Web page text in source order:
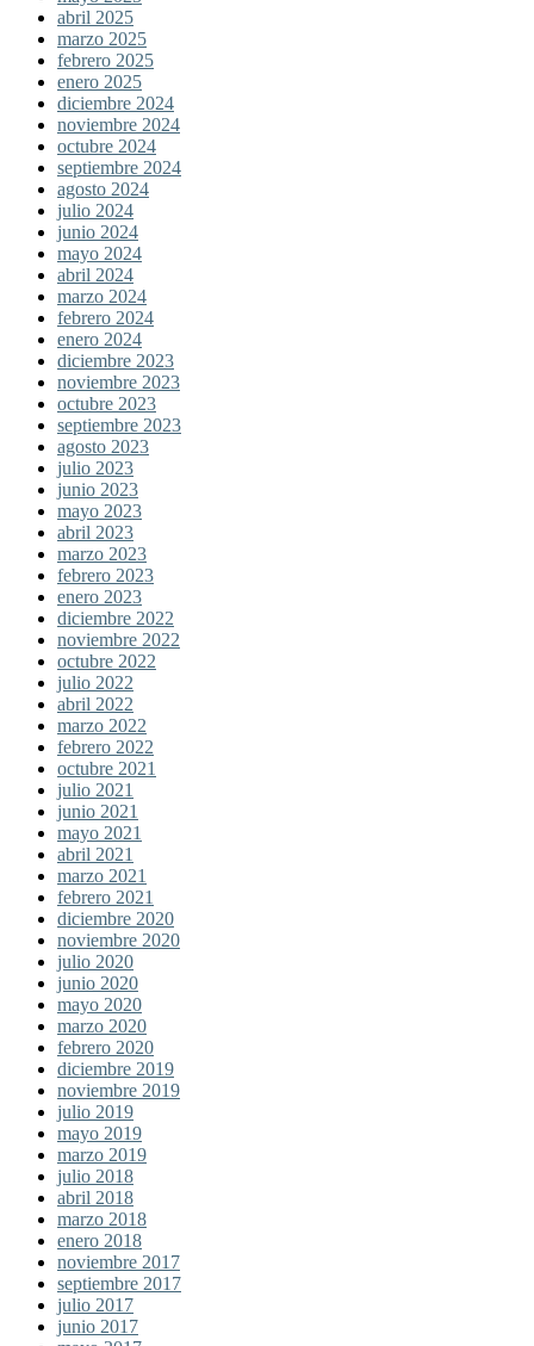
abril 2025
marzo 2025
febrero 2025
enero 2025
diciembre 2024
noviembre 2024
octubre 2024
septiembre 2024
agosto 2024
julio 2024
junio 2024
mayo 2024
abril 2024
marzo 2024
febrero 2024
enero 2024
diciembre 2023
noviembre 2023
octubre 2023
septiembre 2023
agosto 2023
julio 2023
junio 2023
mayo 2023
abril 2023
marzo 2023
febrero 2023
enero 2023
diciembre 2022
noviembre 2022
octubre 2022
julio 2022
abril 2022
marzo 2022
febrero 2022
octubre 2021
julio 2021
junio 2021
mayo 2021
abril 2021
marzo 2021
febrero 2021
diciembre 2020
noviembre 2020
julio 2020
junio 2020
mayo 2020
marzo 2020
febrero 2020
diciembre 2019
noviembre 2019
julio 2019
mayo 2019
marzo 2019
julio 2018
abril 2018
marzo 2018
enero 2018
noviembre 2017
septiembre 2017
julio 2017
junio 2017